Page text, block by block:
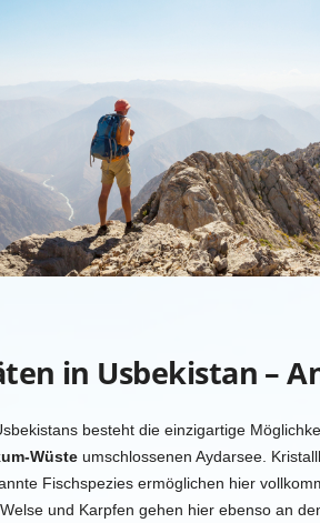
in Usbekistan –
besteht die einzigartige
Wüsteumschlossenen Aydarsee.
Fischspezies ermöglichen hier
und Karpfen gehen hier ebenso an